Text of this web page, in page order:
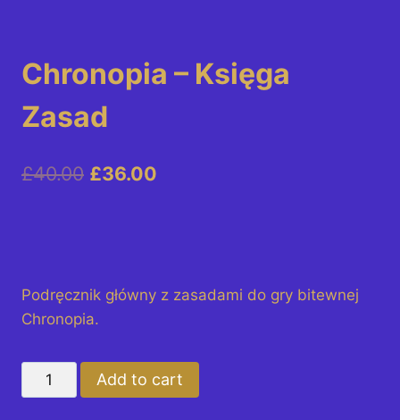
Chronopia – Księga
Zasad
£40.00 Original
£36.00
Podręcznik główny z zasadami do gry bitewnej
Chronopia.
Chronopia
-
Add to cart